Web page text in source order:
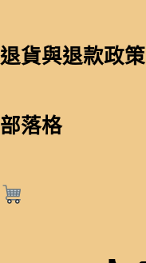
退貨與退款政策
部落格